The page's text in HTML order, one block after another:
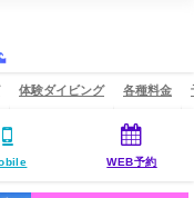
体験ダイビング 各種料金
WEB予約